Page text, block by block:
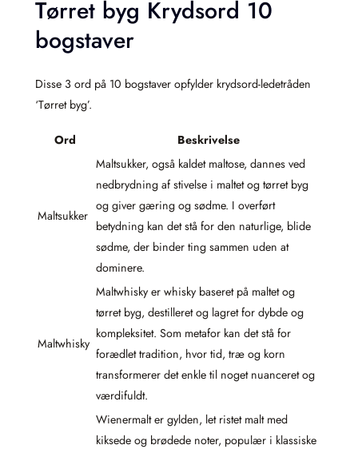
Tørret byg Krydsord 10
bogstaver
Disse 3 ord på 10 bogstaver opfylder krydsord-ledetråden
‘Tørret byg’.
Ord Beskrivelse
Maltsukker
Maltsukker, også kaldet maltose, dannes ved
nedbrydning af stivelse i maltet og tørret byg
og giver gæring og sødme. I overført
betydning kan det stå for den naturlige, blide
sødme, der binder ting sammen uden at
dominere.
Maltwhisky
Maltwhisky er whisky baseret på maltet og
tørret byg, destilleret og lagret for dybde og
kompleksitet. Som metafor kan det stå for
forædlet tradition, hvor tid, træ og korn
transformerer det enkle til noget nuanceret og
værdifuldt.
Wienermalt er gylden, let ristet malt med
kiksede og brødede noter, populær i klassiske